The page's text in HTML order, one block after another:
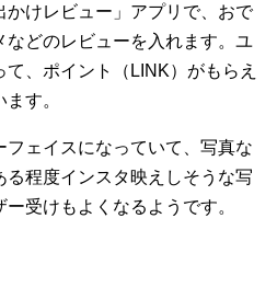
けレビュー」アプリで、おで
どのレビューを入れます。ユ
、ポイント（LINK）がもらえ
す。
ェイスになっていて、写真な
る程度インスタ映えしそうな写
受けもよくなるようです。